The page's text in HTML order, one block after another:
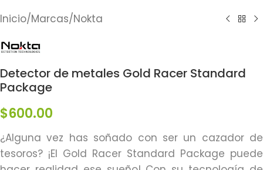
Inicio/Marcas/Nokta
Detector de metales Gold Racer Standard
Package
$600.00
¿Alguna vez has soñado con ser un cazador de
tesoros? ¡El Gold Racer Standard Package puede